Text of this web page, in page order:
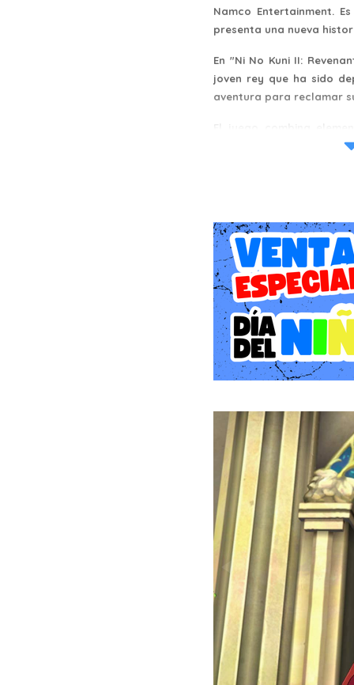
Namco Entertainment.
presenta una nueva
En "Ni No Kuni II:
joven rey que ha sido
aventura para reclamar
explorar hermosos
administrar tu propio
instalaciones y mejorar
las habilidades y
El juego presenta
lleno de vida. La
perfectamente la
Con su cautivadora
Kingdom" es un juego